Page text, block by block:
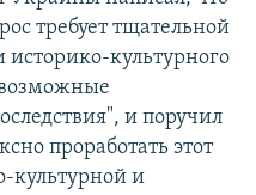
требует тщательной
историко-культурного
и поручил
проработать этот
культурной и